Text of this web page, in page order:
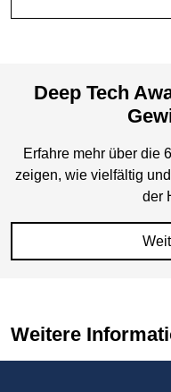
Deep Tech Award 2026: Das sind die
Erfahre mehr über die
zeigen, wie vielfältig
der
Weitere